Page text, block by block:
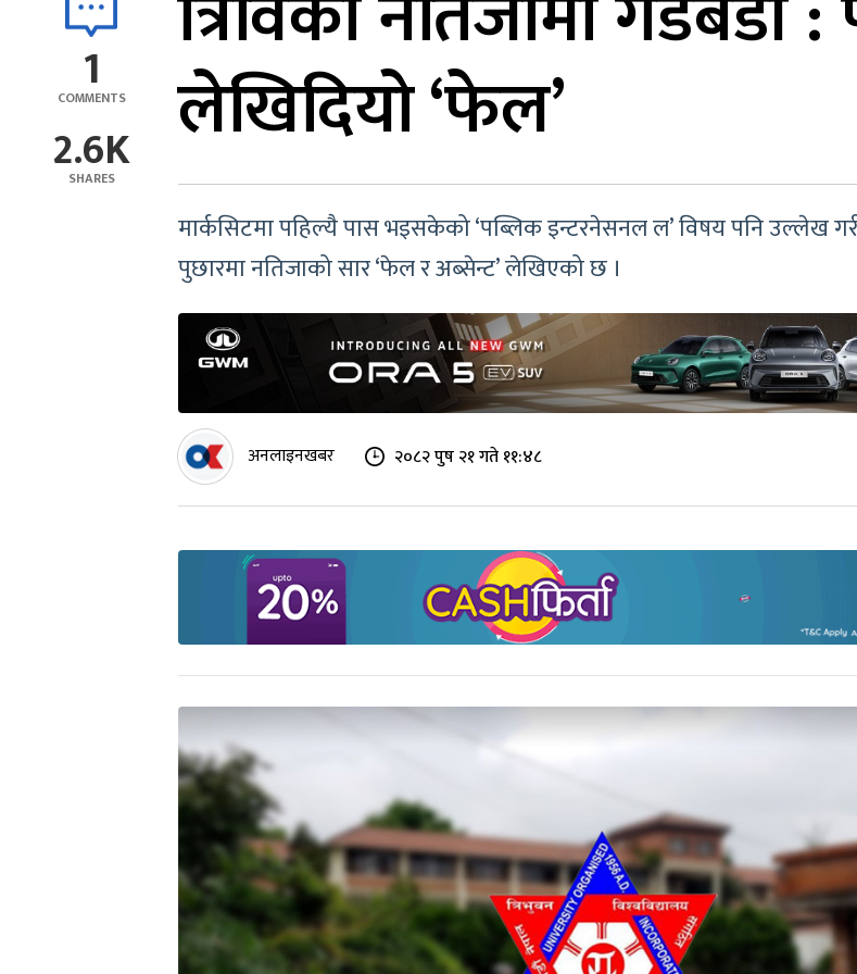
1
COMMENTS
2.6K
SHARES
लेखिदियो ‘फेल’
मार्कसिटमा पहिल्यै पास भइसकेको ‘पब्लिक इन्टरनेसनल ल’ विषय पनि उल्लेख
पुछारमा नतिजाको सार ‘फेल र अब्सेन्ट’ लेखिएको छ ।
अनलाइनखबर २०८२ पुष २१ गते ११:४८